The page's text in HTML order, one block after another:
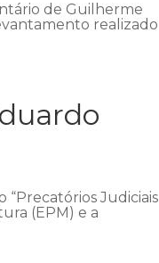
de Guilherme
realizado
Judiciais
(EPM) e a